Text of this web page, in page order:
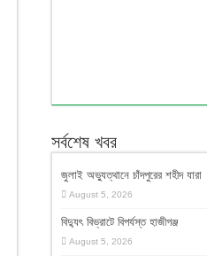
সর্বশেষ খবর
জুলাই অভ্যুত্থানে চাঁদপুরের শহীদ যারা
August 5, 2026
বিদ্যুৎ বিভ্রাটে বিপর্যস্ত হাজীগঞ্জ
August 5, 2026